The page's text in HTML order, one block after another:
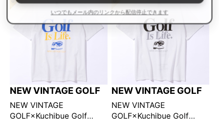
NEW VINTAGE GOLF
NEW VINTAGE
GOLF×Kuchibue Golf
NEW VINTAGE GOLF
NEW VINTAGE
GOLF×Kuchibue Golf
いつでもメール内のリンクから配信停止できます